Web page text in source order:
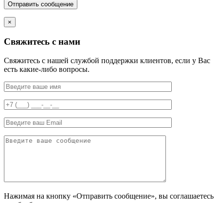
Отправить сообщение
×
Свяжитесь с нами
Свяжитесь с нашей службой поддержки клиентов, если у Вас
есть какие-либо вопросы.
Нажимая на кнопку «Отправить сообщение», вы соглашаетесь